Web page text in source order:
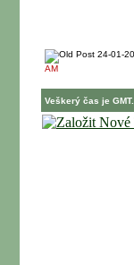
24-01-
AM
Veškerý čas je